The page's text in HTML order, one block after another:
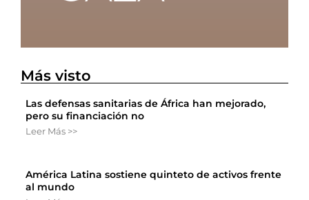
Más visto
Las defensas sanitarias de África han mejorado,
pero su financiación no
Leer Más >>
América Latina sostiene quinteto de activos frente
al mundo